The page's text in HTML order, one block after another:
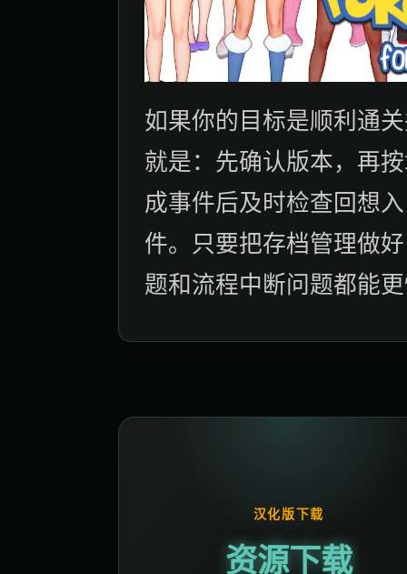
如果你的目标是顺利通
就是：先确认版本，再
成事件后及时检查回想
件。只要把存档管理做
题和流程中断问题都能
汉化版下载
资源下载